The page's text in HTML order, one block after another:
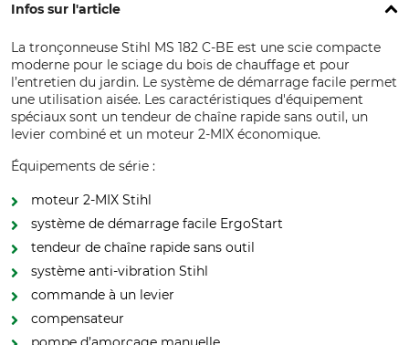
Infos sur l'article
La tronçonneuse Stihl MS 182 C-BE est une scie compacte
moderne pour le sciage du bois de chauffage et pour
l’entretien du jardin. Le système de démarrage facile permet
une utilisation aisée. Les caractéristiques d'équipement
spéciaux sont un tendeur de chaîne rapide sans outil, un
levier combiné et un moteur 2-MIX économique.
Équipements de série :
moteur 2-MIX Stihl
système de démarrage facile ErgoStart
tendeur de chaîne rapide sans outil
système anti-vibration Stihl
commande à un levier
compensateur